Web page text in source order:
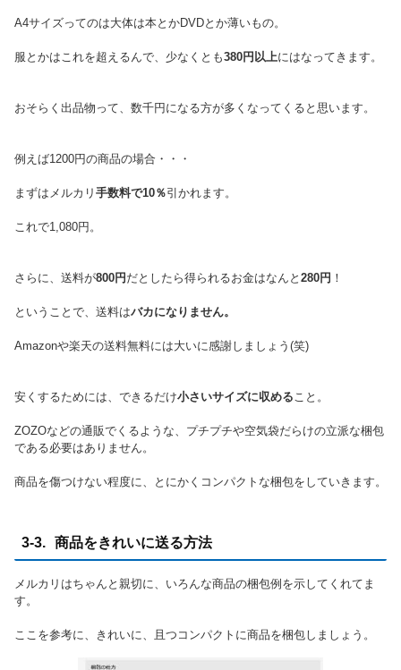
A4サイズってのは大体は本とかDVDとか薄いもの。
服とかはこれを超えるんで、少なくとも380円以上にはなってきます。
おそらく出品物って、数千円になる方が多くなってくると思います。
例えば1200円の商品の場合・・・
まずはメルカリ 手数料で10％引かれます。
これで1,080円。
さらに、送料が800円 だとしたら得られるお金はなんと 280円 ！
ということで、送料はバカになりません。
Amazonや楽天の送料無料には大いに感謝しましょう(笑)
安くするためには、できるだけ小さいサイズに収める こと。
ZOZOなどの通販でくるような、プチプチや空気袋だらけの立派な梱包
である必要はありません。
商品を傷つけない程度に、とにかくコンパクトな梱包をしていきます。
3-3. 商品をきれいに送る方法
メルカリはちゃんと親切に、いろんな商品の梱包例を示してくれてま
す。
ここを参考に、きれいに、且つコンパクトに商品を梱包しましょう。